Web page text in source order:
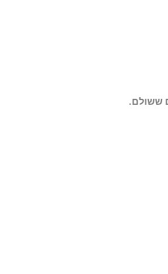
ששולם.